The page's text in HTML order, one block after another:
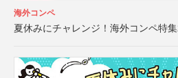
海外コンペ
夏休みにチャレンジ！海外コンペ特